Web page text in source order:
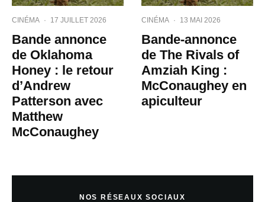
CINÉMA · 17 JUILLET 2026
Bande annonce
de Oklahoma
Honey : le retour
d’Andrew
Patterson avec
Matthew
McConaughey
CINÉMA · 13 MAI 2026
Bande-annonce
de The Rivals of
Amziah King :
McConaughey en
apiculteur
NOS RÉSEAUX SOCIAUX